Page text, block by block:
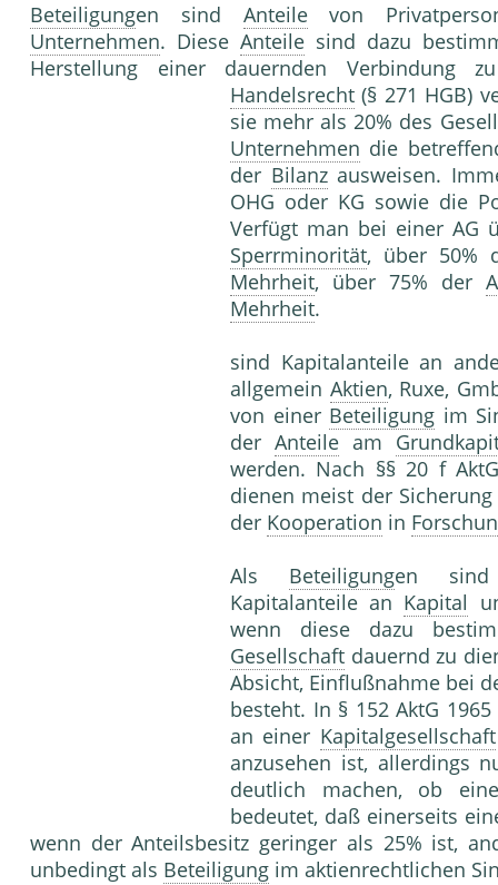
Beteiligungen sind Anteilevon
Unternehmen. Diese Anteile sind dazu
Herstellung einer dauernden Verbindung
Handelsrecht (§ 271 HGB)
sie mehr als 20% des
Unternehmen die
der Bilanzausweisen.
OHG oder KG sowie die
Verfügt man bei einer AG
Sperrminorität, über 50%
Mehrheit, über 75% der
Mehrheit.
sind Kapitalanteile an
allgemein Aktien, Ruxe,
von einer Beteiligung im
der Anteile am
werden. Nach §§ 20 f
dienen meist der
der Kooperation in
Als Beteiligungen sind
Kapitalanteile an Kapital
wenn diese dazu
Gesellschaft dauernd zu
Absicht, Einflußnahme bei
besteht. In § 152 AktG
an einer Kapitalgesellschaft
anzusehen ist, allerdings
deutlich machen, ob
bedeutet, daß einerseits
wenn der Anteilsbesitz geringer als 25% ist,
unbedingt als Beteiligung im aktienrechtlichen